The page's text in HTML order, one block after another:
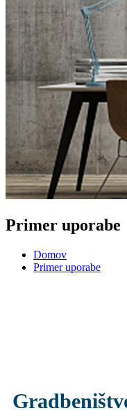
Primer uporabe
Domov
Primer uporabe